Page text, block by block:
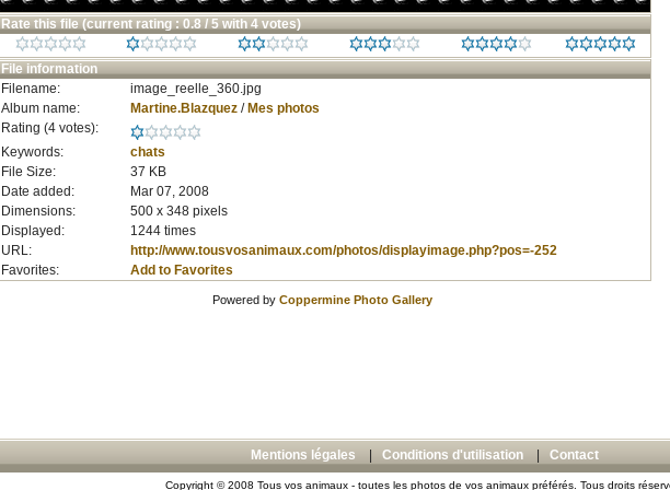
Rate this file (current rating : 0.8 / 5 with 4 votes)
File information
Filename:
image_reelle_360.jpg
Album name:
Martine.Blazquez/ Mes photos
Rating (4 votes):
Keywords:
chats
File Size:
37 KB
Date added:
Mar 07, 2008
Dimensions:
500 x 348 pixels
Displayed:
1244 times
URL:
http://www.tousvosanimaux.com/photos/displayimage.php?pos=-252
Favorites:
Add to Favorites
Powered by Coppermine Photo Gallery
Mentions légales Conditions d'utilisation Contact
Copyright © 2008 Tous vos animaux - toutes les photos de vos animaux préférés. Tous droits